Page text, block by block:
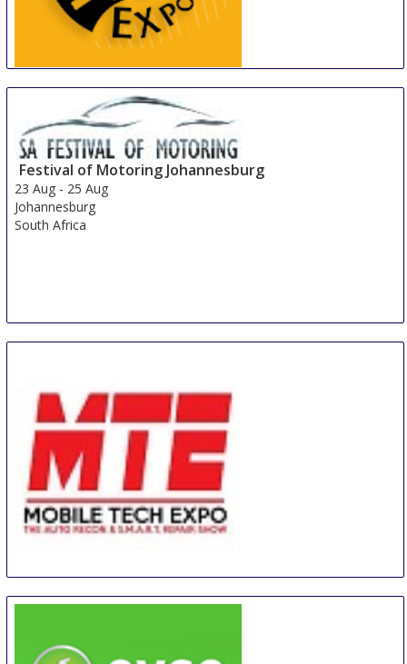
China
Festival of Motoring Johannesburg
23 Aug - 25 Aug
Johannesburg
South Africa
26 Aug-28 Aug
United States